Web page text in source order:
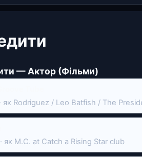
— Актор (Фільми)
як Rodriguez / Leo Batfish / The
як M.C. at Catch a Rising Star club